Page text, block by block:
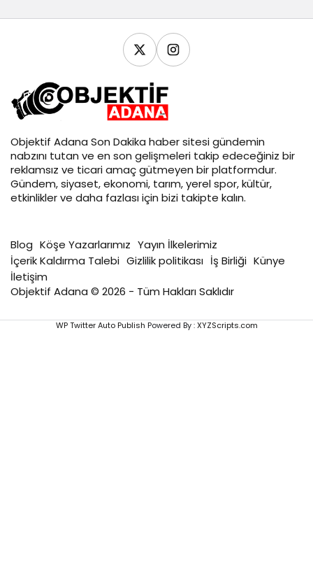
Objektif Adana Son Dakika haber sitesi gündemin
nabzını tutan ve en son gelişmeleri takip edeceğiniz bir
reklamsız ve ticari amaç gütmeyen bir platformdur.
Gündem, siyaset, ekonomi, tarım, yerel spor, kültür,
etkinlikler ve daha fazlası için bizi takipte kalın.
Blog Köşe Yazarlarımız Yayın İlkelerimiz
İçerik Kaldırma Talebi Gizlilik politikası İş Birliği Künye
İletişim
Objektif Adana © 2026 - Tüm Hakları Saklıdır
WP Twitter Auto Publish Powered By :XYZScripts.com